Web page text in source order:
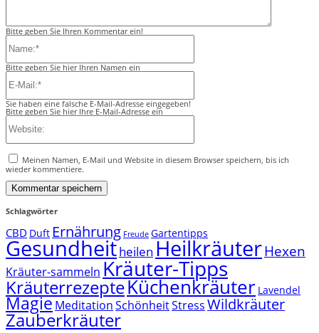
Bitte geben Sie Ihren Kommentar ein!
Name:*
Bitte geben Sie hier Ihren Namen ein
E-
Sie haben eine falsche E-Mail-Adresse eingegeben!
Bitte geben Sie hier Ihre E-Mail-Adresse ein
Website:
Meinen Namen, E-Mail und Website in diesem Browser speichern, bis ich
wieder kommentiere.
Schlagwörter
CBD Duft Ernährung Freude Gartentipps
Gesundheitheilen HeilkräuterHexen
Kräuter-sammeln Kräuter-Tipps
KräuterrezepteKüchenkräuter Lavendel
MagieMeditationSchönheitStressWildkräuter
Zauberkräuter